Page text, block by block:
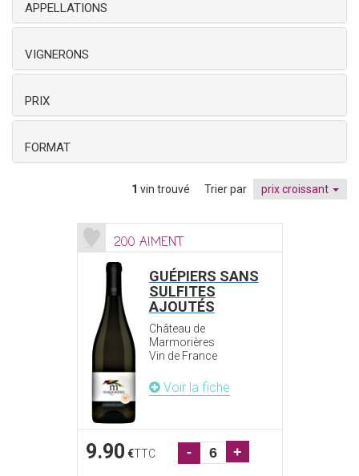
APPELLATIONS
VIGNERONS
PRIX
FORMAT
1 vin trouvé Trier par prix croissant
200 AIMENT
GUÉPIERS SANS
SULFITES
AJOUTÉS
Château de
Marmorières
Vin de France
Voir la fiche
9.90 €TTC - +